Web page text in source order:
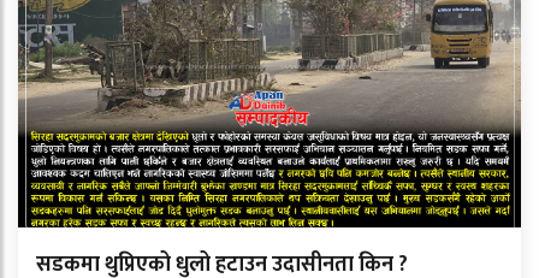
सडकमा थुप्रिएको धुलो हटाउन उदासीनता किन ?